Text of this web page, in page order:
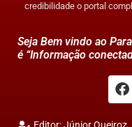
credibilidade o portal
Seja Bem vindo ao
é “Informação